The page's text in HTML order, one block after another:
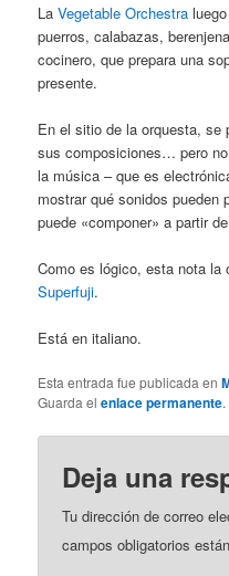
LaVegetable Orchestra
puerros, calabazas,
cocinero, que prepara una
presente.
En el sitio de la orquesta, se
sus composiciones… pero
la música – que es
mostrar qué sonidos
puede «componer» a partir
Como es lógico, esta nota la
Superfuji.
Está en italiano.
Esta entrada fue publicada en
Guarda elenlace permanente.
Deja una
Tu dirección de correo
campos obligatorios